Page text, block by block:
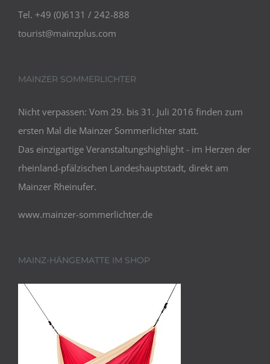
Tel. +49 (0)6131 / 242-888
tourist@mainzplus.com
MAINZER SOMMERLICHTER
Nicht verpassen: Vom 29. bis 31. Juli 2016 finden zum
ersten Mal die Mainzer Sommerlichter statt.
Das einzigartige Veranstaltungshighlight - im Herzen der
rheinland-pfälzischen Landeshauptstadt, direkt am
Mainzer Rheinufer.
www.mainzer-sommerlichter.de
MAINZ-HÄNGEMATTE IM SHOP